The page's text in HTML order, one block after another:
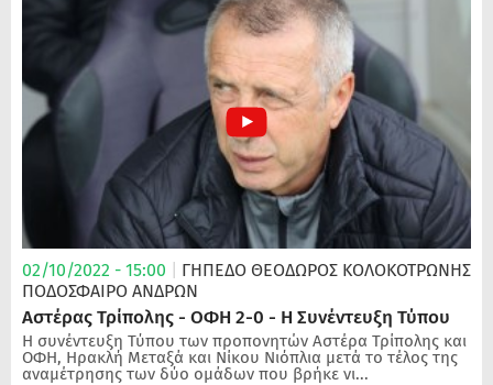
02/10/2022 - 15:00
ΓΗΠΕΔΟ ΘΕΟΔΩΡΟΣ ΚΟΛΟΚΟΤΡΩΝΗΣ
ΠΟΔΌΣΦΑΙΡΟ ΑΝΔΡΏΝ
Αστέρας Τρίπολης - ΟΦΗ 2-0 - Η Συνέντευξη Τύπου
Η συνέντευξη Τύπου των προπονητών Αστέρα Τρίπολης και
ΟΦΗ, Ηρακλή Μεταξά και Νίκου Νιόπλια μετά το τέλος της
αναμέτρησης των δύο ομάδων που βρήκε νι...